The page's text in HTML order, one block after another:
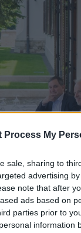
Process My
sale, sharing to
advertising
note that after
ads based on
parties prior to
information